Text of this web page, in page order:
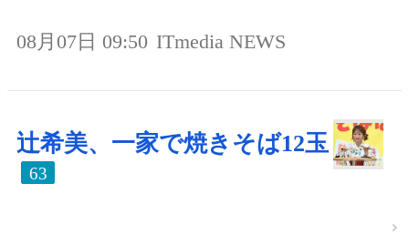
08月07日 09:50 ITmedia NEWS
辻希美、一家で焼きそば12玉
63